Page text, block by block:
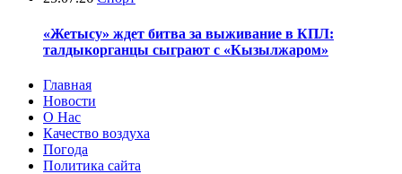
«Жетысу» ждет битва за выживание в КПЛ:
талдыкорганцы сыграют с «Кызылжаром»
Главная
Новости
О Нас
Качество воздуха
Погода
Политика сайта